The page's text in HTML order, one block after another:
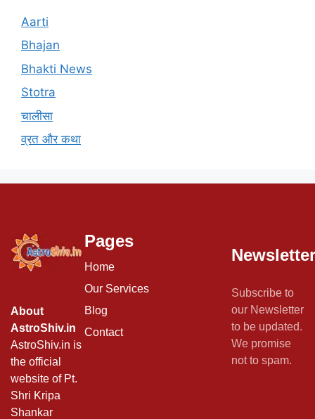
Aarti
Bhajan
Bhakti News
Stotra
चालीसा
व्रत और कथा
About
AstroShiv.in
AstroShiv.in is
the official
website of Pt.
Shri Kripa
Shankar
Pages
Home
Our Services
Blog
Contact
Newsletter
Subscribe to
our Newsletter
to be updated.
We promise
not to spam.